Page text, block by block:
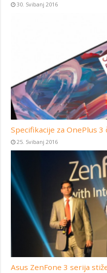
30. Svibanj 2016
Specifikacije za OnePlus
25. Svibanj 2016
Asus ZenFone 3 serija